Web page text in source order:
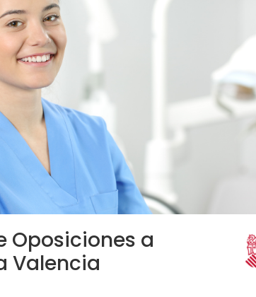
Oposiciones a
Valencia